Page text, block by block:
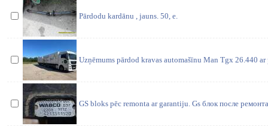
Pārdodu kardānu , jauns. 50, e.
Uzņēmums pārdod kravas automašīnu Man Tgx 26.440
GS bloks pēc remonta ar garantiju. Gs блок после